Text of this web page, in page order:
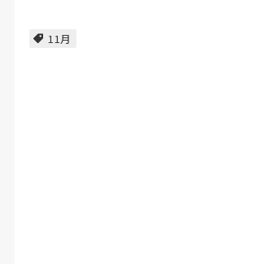
11月